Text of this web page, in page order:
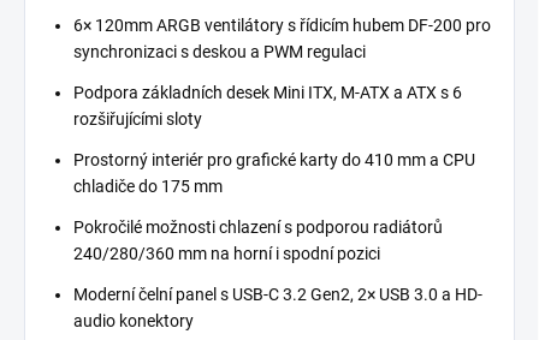
6× 120mm ARGB ventilátory s řídicím hubem DF-200 pro
synchronizaci s deskou a PWM regulaci
Podpora základních desek Mini ITX, M-ATX a ATX s 6
rozšiřujícími sloty
Prostorný interiér pro grafické karty do 410 mm a CPU
chladiče do 175 mm
Pokročilé možnosti chlazení s podporou radiátorů
240/280/360 mm na horní i spodní pozici
Moderní čelní panel s USB-C 3.2 Gen2, 2× USB 3.0 a HD-
audio konektory